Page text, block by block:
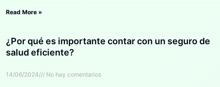
Read More »
¿Por qué es importante contar con un seguro de
salud eficiente?
14/06/2024 No hay comentarios